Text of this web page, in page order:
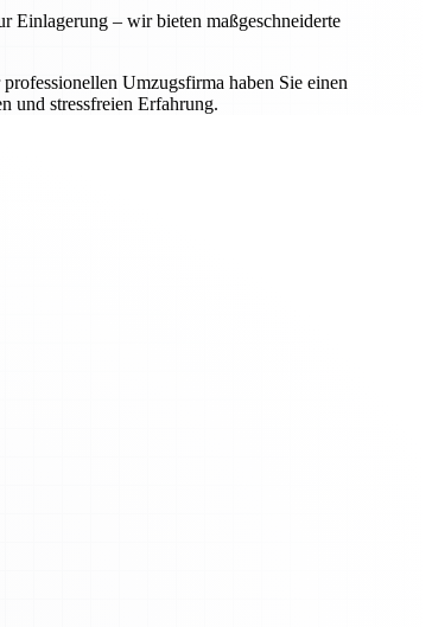
Einlagerung – wir bieten maßgeschneiderte
Umzugsfirma haben Sie einen
und stressfreien Erfahrung.